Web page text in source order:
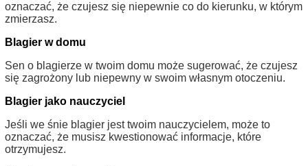
oznaczać, że czujesz się niepewnie co do kierunku, w którym
zmierzasz.
Blagier w domu
Sen o blagierze w twoim domu może sugerować, że czujesz
się zagrożony lub niepewny w swoim własnym otoczeniu.
Blagier jako nauczyciel
Jeśli we śnie blagier jest twoim nauczycielem, może to
oznaczać, że musisz kwestionować informacje, które
otrzymujesz.